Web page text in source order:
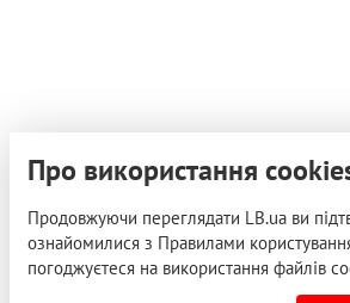
Про використання
Продовжуючи переглядати LB.ua ви
ознайомилися з Правилами
погоджуєтеся на використання файлів